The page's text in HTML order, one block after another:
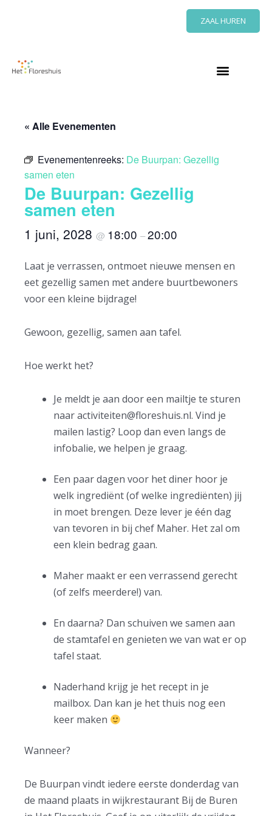
ZAAL HUREN
« Alle Evenementen
Evenementenreeks: De Buurpan: Gezellig
samen eten
De Buurpan: Gezellig
samen eten
1 juni, 2028 @ 18:00 –20:00
Laat je verrassen, ontmoet nieuwe mensen en
eet gezellig samen met andere buurtbewoners
voor een kleine bijdrage!
Gewoon, gezellig, samen aan tafel.
Hoe werkt het?
Je meldt je aan door een mailtje te sturen
naaractiviteiten@floreshuis.nl. Vind je
mailen lastig? Loop dan even langs de
infobalie, we helpen je graag.
Een paar dagen voor het diner hoor je
welk ingrediënt (of welke ingrediënten) jij
in moet brengen. Deze lever je één dag
van tevoren in bij chef Maher. Het zal om
een klein bedrag gaan.
Maher maakt er een verrassend gerecht
(of zelfs meerdere!) van.
En daarna? Dan schuiven we samen aan
de stamtafel en genieten we van wat er op
tafel staat.
Naderhand krijg je het recept in je
mailbox. Dan kan je het thuis nog een
keer maken
Wanneer?
De Buurpan vindt iedere eerste donderdag van
de maand plaats in wijkrestaurant Bij de Buren